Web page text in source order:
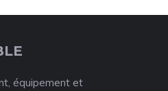
équipement et